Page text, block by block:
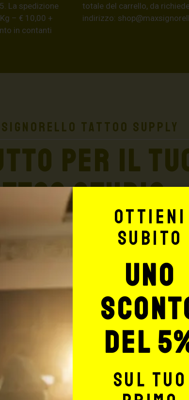
La spedizione
– € 10,00 +
in contanti
totale del carrello, da
indirizzo:
Signorello Tattoo Supply
PER IL
STUDIO
interessarti anche:
Ottieni
subito
uno
del
sul tuo